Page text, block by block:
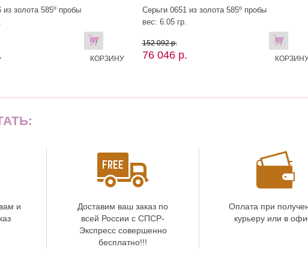
из золота 585º пробы
В
КОРЗИНУ
Серьги 0651 из золота 585º пробы
вес: 6.05 гр.
152 092 р.
76 046 р.
В
и
Доставим ваш заказ по
всей России с СПСР-
Экспресс совершенно
бесплатно!!!
Оплата при
курьеру или в